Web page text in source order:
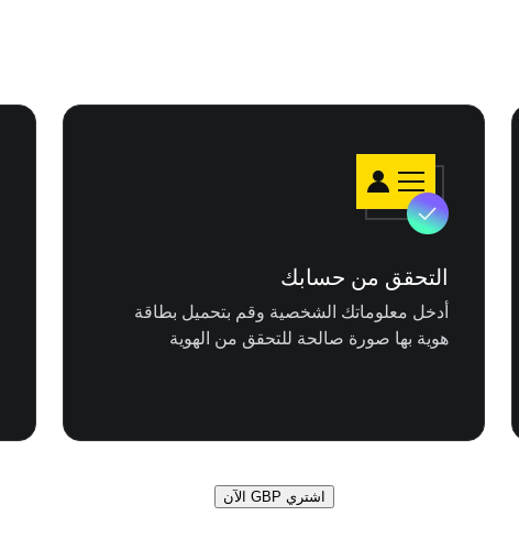
التحقق من حسابك
أدخل معلوماتك الشخصية وقم بتحميل بطاقة
هوية بها صورة صالحة للتحقق من الهوية
اشتري GBP الآن